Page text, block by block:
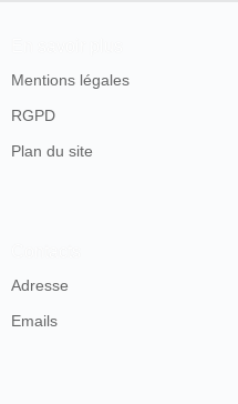
Mentions légales
RGPD
Plan du site
Adresse
Emails